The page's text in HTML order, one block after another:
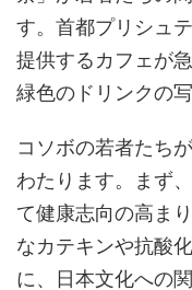
す。首都プリシュ
提供するカフェが
緑色のドリンクの
コソボの若者たち
わたります。まず
て健康志向の高ま
なカテキンや抗酸
に、日本文化への